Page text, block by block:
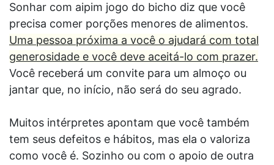
Sonhar com aipim jogo do bicho diz que você
precisa comer porções menores de alimentos.
Uma pessoa próxima a você o ajudará com total
generosidade e você deve aceitá-lo com prazer.
Você receberá um convite para um almoço ou
jantar que, no início, não será do seu agrado.
Muitos intérpretes apontam que você também
tem seus defeitos e hábitos, mas ela o valoriza
como você é. Sozinho ou com o apoio de outra